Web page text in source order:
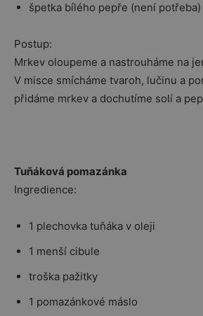
špetka bílého pepře (není potřeba)
Postup:
Mrkev oloupeme a nastrouháme na
V misce smícháme tvaroh, lučinu a
přidáme mrkev a dochutíme solí a
Tuňáková pomazánka
Ingredience:
1 plechovka tuňáka v oleji
1 menší cibule
troška pažitky
1 pomazánkové máslo